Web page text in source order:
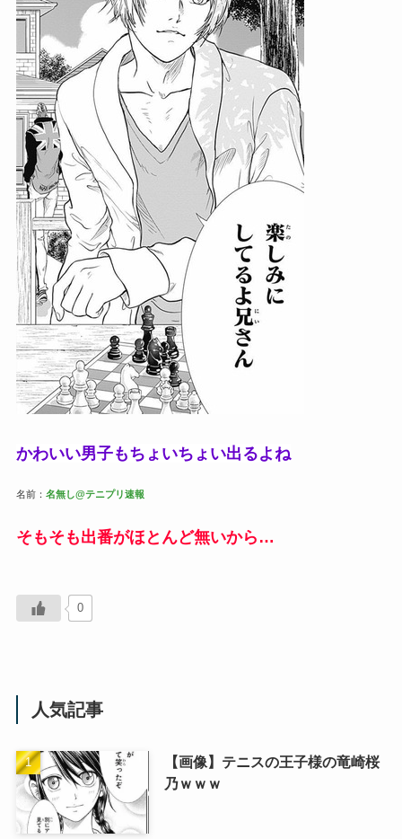
かわいい男子もちょいちょい出るよね
名前： 名無し@テニプリ速報
そもそも出番がほとんど無いから…
0
人気記事
【画像】テニスの王子様の竜崎桜
乃ｗｗｗ